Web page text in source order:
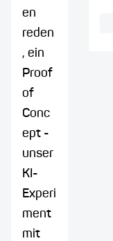
en
reden
, ein
Proof
of
Conc
ept -
unser
KI-
Experi
ment
mit